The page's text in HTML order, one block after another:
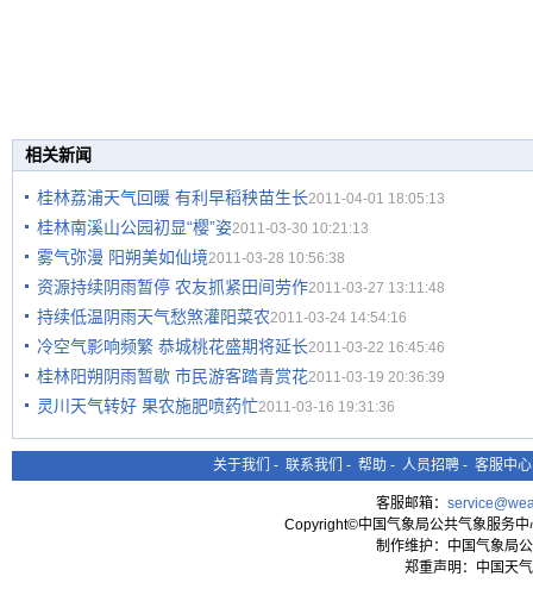
相关新闻
桂林荔浦天气回暖 有利早稻秧苗生长2011-04-01 18:05:13
桂林南溪山公园初显“樱”姿2011-03-30 10:21:13
雾气弥漫 阳朔美如仙境2011-03-28 10:56:38
资源持续阴雨暂停 农友抓紧田间劳作2011-03-27 13:11:48
持续低温阴雨天气愁煞灌阳菜农2011-03-24 14:54:16
冷空气影响频繁 恭城桃花盛期将延长2011-03-22 16:45:46
桂林阳朔阴雨暂歇 市民游客踏青赏花2011-03-19 20:36:39
灵川天气转好 果农施肥喷药忙2011-03-16 19:31:36
关于我们 - 联系我们 - 帮助 - 人员招聘 - 客服中心
客服邮箱：
Copyright©中国气象局公共气象服务
制作维护：中国气象局
郑重声明：中国天